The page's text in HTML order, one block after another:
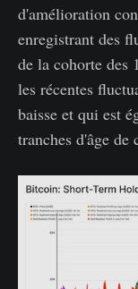
d'amélioration
enregistrant des
de la cohorte des
les récentes
baisse et qui est
tranches d'âge de